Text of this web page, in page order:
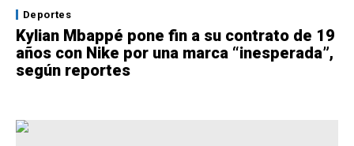
Deportes
Kylian Mbappé pone fin a su contrato de 19
años con Nike por una marca “inesperada”,
según reportes